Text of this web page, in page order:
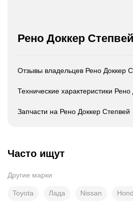
Рено Доккер Степвей
Отзывы владельцев Рено Доккер
Технические характеристики
Запчасти на Рено Доккер Степвей
Часто ищут
Другие марки
Toyota Лада Nissan